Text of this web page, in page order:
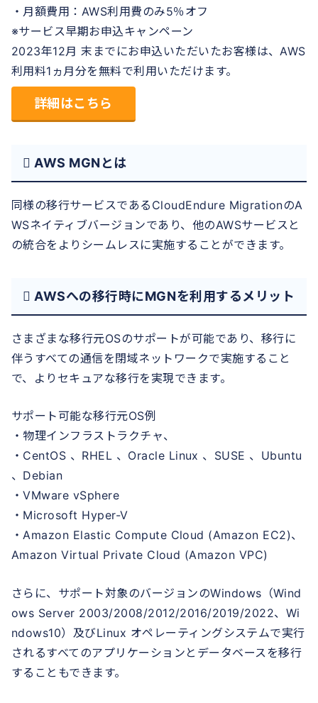
・月額費用：AWS利用費のみ5％オフ
※サービス早期お申込キャンペーン
2023年12月 末までにお申込いただいたお客様は、AWS
利用料1ヵ月分を無料で利用いただけます。
詳細はこちら
 AWS MGNとは
同様の移行サービスであるCloudEndure MigrationのA
WSネイティブバージョンであり、他のAWSサービスと
の統合をよりシームレスに実施することができます。
 AWSへの移行時にMGNを利用するメリット
さまざまな移行元OSのサポートが可能であり、移行に
伴うすべての通信を閉域ネットワークで実施すること
で、よりセキュアな移行を実現できます。
サポート可能な移行元OS例
・物理インフラストラクチャ、
・CentOS 、RHEL 、Oracle Linux 、SUSE 、Ubuntu
、Debian
・VMware vSphere
・Microsoft Hyper-V
・Amazon Elastic Compute Cloud (Amazon EC2)、
Amazon Virtual Private Cloud (Amazon VPC)
さらに、サポート対象のバージョンのWindows（Wind
ows Server 2003/2008/2012/2016/2019/2022、Wi
ndows10）及びLinux オペレーティングシステムで実行
されるすべてのアプリケーションとデータベースを移行
することもできます。